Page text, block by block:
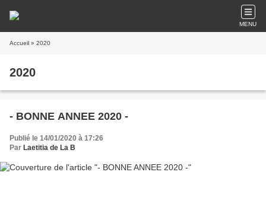
MENU
Accueil » 2020
2020
- BONNE ANNEE 2020 -
Publié le 14/01/2020 à 17:26
Par Laetitia de La B